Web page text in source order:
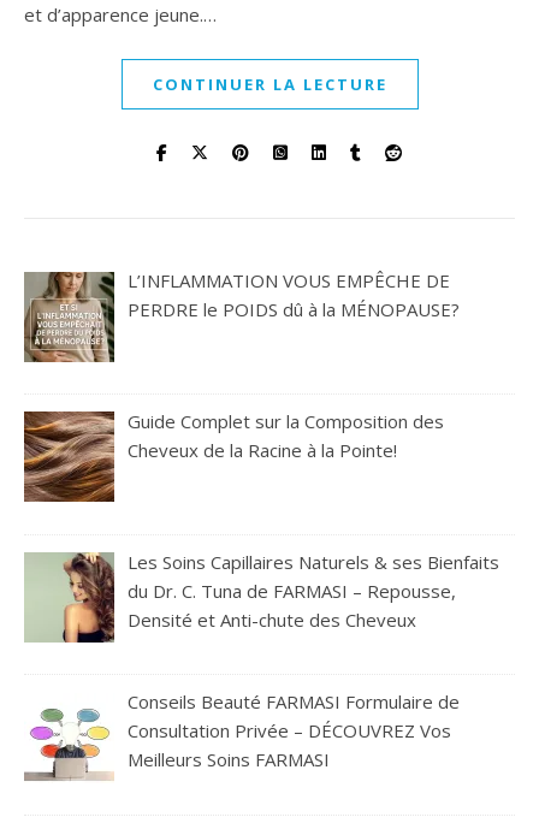
et d’apparence jeune.…
CONTINUER LA LECTURE
L’INFLAMMATION VOUS EMPÊCHE DE
PERDRE le POIDS dû à la MÉNOPAUSE?
Guide Complet sur la Composition des
Cheveux de la Racine à la Pointe!
Les Soins Capillaires Naturels & ses Bienfaits
du Dr. C. Tuna de FARMASI – Repousse,
Densité et Anti-chute des Cheveux
Conseils Beauté FARMASI Formulaire de
Consultation Privée – DÉCOUVREZ Vos
Meilleurs Soins FARMASI